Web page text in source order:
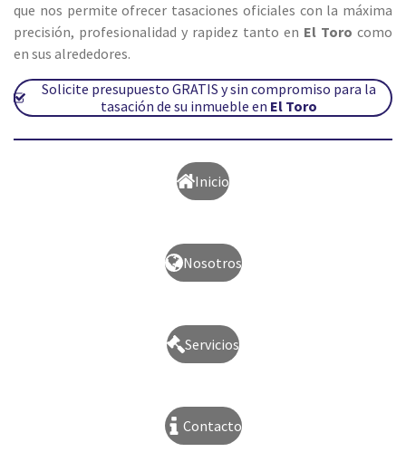
que nos permite ofrecer tasaciones oficiales con la máxima
precisión, profesionalidad y rapidez tanto en El Toro como
en sus alrededores.
Solicite presupuesto GRATIS y sin compromiso para la
tasación de su inmueble en El Toro
Inicio
Nosotros
Servicios
Contacto